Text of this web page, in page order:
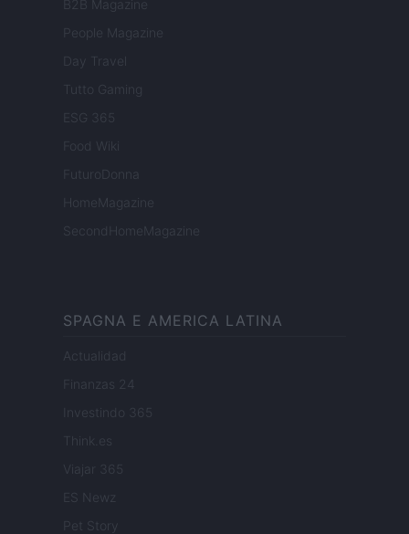
B2B Magazine
People Magazine
Day Travel
Tutto Gaming
ESG 365
Food Wiki
FuturoDonna
HomeMagazine
SecondHomeMagazine
SPAGNA E AMERICA LATINA
Actualidad
Finanzas 24
Investindo 365
Think.es
Viajar 365
ES Newz
Pet Story